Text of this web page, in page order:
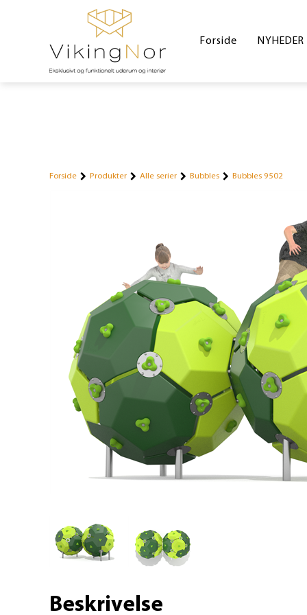
Forside NYHEDER
Forside Produkter Alle serier Bubbles Bubbles 9502
Beskrivelse